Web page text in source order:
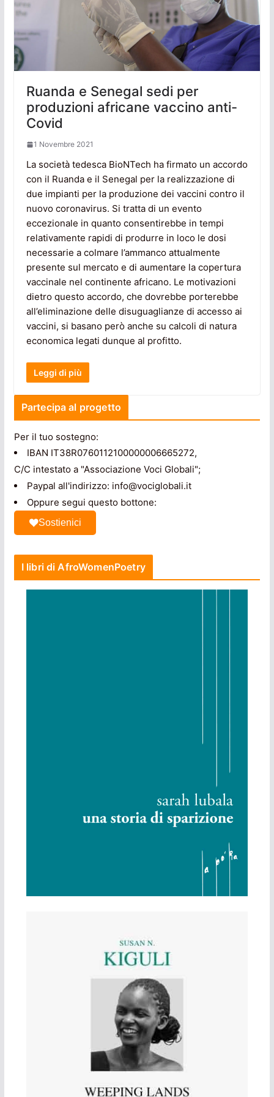
Ruanda e Senegal sedi per
produzioni africane vaccino anti-
Covid
1 Novembre 2021
La società tedesca BioNTech ha firmato un accordo
con il Ruanda e il Senegal per la realizzazione di
due impianti per la produzione dei vaccini contro il
nuovo coronavirus. Si tratta di un evento
eccezionale in quanto consentirebbe in tempi
relativamente rapidi di produrre in loco le dosi
necessarie a colmare l’ammanco attualmente
presente sul mercato e di aumentare la copertura
vaccinale nel continente africano. Le motivazioni
dietro questo accordo, che dovrebbe porterebbe
all’eliminazione delle disuguaglianze di accesso ai
vaccini, si basano però anche su calcoli di natura
economica legati dunque al profitto.
Leggi di più
Partecipa al progetto
Per il tuo sostegno:
IBAN IT38R0760112100000006665272,
C/C intestato a "Associazione Voci Globali";
Paypal all'indirizzo: info@vociglobali.it
Oppure segui questo bottone:
Sostienici
I libri di AfroWomenPoetry